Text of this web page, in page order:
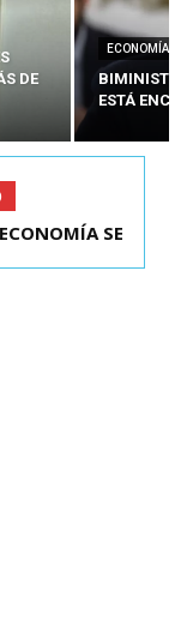
DE
ECONOMÍA
BIMINISTRO
ESTÁ
ELECTO DE
SE